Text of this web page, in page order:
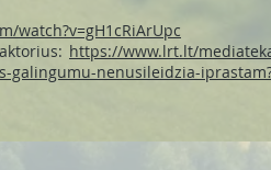
watch?v=gH1cRiArUpc
https://www.lrt.lt/
nenusileidzia-